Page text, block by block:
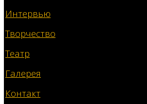
Интервью
Творчество
Театр
Галерея
Контакт